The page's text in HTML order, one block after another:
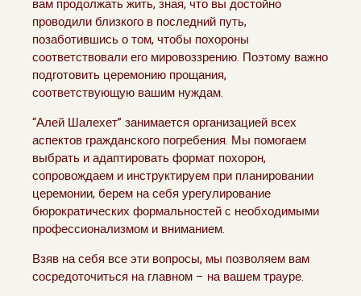
вам продолжать жить, зная, что вы достойно
проводили близкого в последний путь,
позаботившись о том, чтобы похороны
соответствовали его мировоззрению. Поэтому важно
подготовить церемонию прощания,
соответствующую вашим нуждам.
“Алей Шалехет” занимается организацией всех
аспектов гражданского погребения. Мы помогаем
выбрать и адаптировать формат похорон,
сопровождаем и инструктируем при планировании
церемонии, берем на себя урегулирование
бюрократических формальностей с необходимыми
профессионализмом и вниманием.
Взяв на себя все эти вопросы, мы позволяем вам
сосредоточиться на главном – на вашем трауре.